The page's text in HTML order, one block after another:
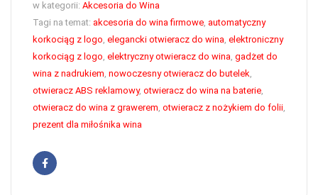
w kategorii: Akcesoria do Wina
Tagi na temat: akcesoria do wina firmowe, automatyczny
korkociąg z logo, elegancki otwieracz do wina, elektroniczny
korkociąg z logo, elektryczny otwieracz do wina, gadżet do
wina z nadrukiem, nowoczesny otwieracz do butelek,
otwieracz ABS reklamowy, otwieracz do wina na baterie,
otwieracz do wina z grawerem, otwieracz z nożykiem do folii,
prezent dla miłośnika wina
Facebook